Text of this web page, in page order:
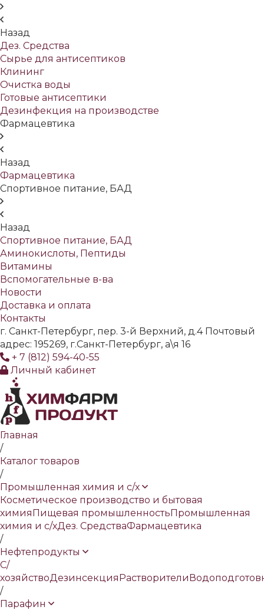
Назад
Дез. Средства
Сырье для антисептиков
Клининг
Очистка воды
Готовые антисептики
Дезинфекция на производстве
Фармацевтика
Назад
Фармацевтика
Спортивное питание, БАД
Назад
Спортивное питание, БАД
Аминокислоты, Пептиды
Витамины
Вспомогательные в-ва
Новости
Доставка и оплата
Контакты
г. Санкт-Петербург, пер. 3-й Верхний, д.4 Почтовый
адрес: 195269, г.Санкт-Петербург, а\я 16
+ 7 (812) 594-40-55
Личный кабинет
Главная
/
Каталог товаров
/
Промышленная химия и с/х
Косметическое производство и бытовая
химияПищевая промышленностьПромышленная
химия и с/хДез. СредстваФармацевтика
/
Нефтепродукты
С/
хозяйствоДезинсекцияРастворители
/
Парафин